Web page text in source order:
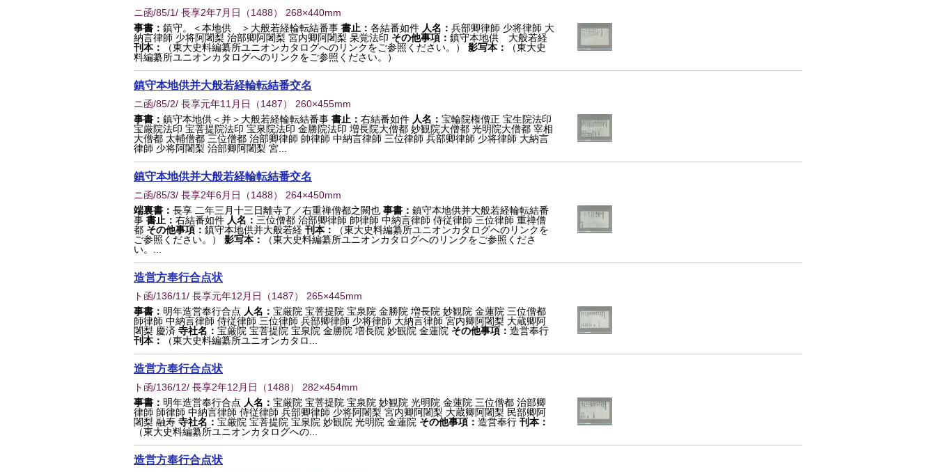
ニ函/85/1/ 長享2年7月日 （1488） 268×440mm
事書： 鎮守。＜本地供 ＞大般若経輪転結番事 書止： 各結番如件 人名： 兵部卿律師 少将律師 大
納言律師 少将阿闍梨 治部卿阿闍梨 宮内卿阿闍梨 杲覚法印 その他事項： 鎮守本地供 大般若経
刊本：
（東大史料編纂所ユニオンカタログへのリンクをご参照ください。） 影写本：
（東大史
料編纂所ユニオンカタログへのリンクをご参照ください。）
鎮守本地供并大般若経輪転結番交名
ニ函/85/2/ 長享元年11月日 （1487） 260×455mm
事書： 鎮守本地供＜并＞大般若経輪転結番事 書止： 右結番如件 人名： 宝輪院権僧正 宝生院法印
宝厳院法印 宝菩提院法印 宝泉院法印 金勝院法印 増長院大僧都 妙観院大僧都 光明院大僧都 宰相
大僧都 太輔僧都 三位僧都 治部卿律師 帥律師 中納言律師 三位律師 兵部卿律師 少将律師 大納言
律師 少将阿闍梨 治部卿阿闍梨 宮...
鎮守本地供并大般若経輪転結番交名
ニ函/85/3/ 長享2年6月日 （1488） 264×450mm
端裏書： 長享 二年三月十三日離寺了／右重禅僧都之闕也 事書： 鎮守本地供并大般若経輪転結番
事 書止： 右結番如件 人名： 三位僧都 治部卿律師 帥律師 中納言律師 侍従律師 三位律師 重禅僧
都 その他事項： 鎮守本地供并大般若経 刊本：
（東大史料編纂所ユニオンカタログへのリンクを
ご参照ください。）
影写本：
（東大史料編纂所ユニオンカタログへのリンクをご参照くださ
い。...
造営方奉行合点状
ト函/136/11/ 長享元年12月日 （1487） 265×445mm
事書： 明年造営奉行合点 人名： 宝厳院 宝菩提院 宝泉院 金勝院 増長院 妙観院 金蓮院 三位僧都
師律師 中納言律師 侍従律師 三位律師 兵部卿律師 少将律師 大納言律師 宮内卿阿闍梨 大蔵卿阿
闍梨 慶済 寺社名： 宝厳院 宝菩提院 宝泉院 金勝院 増長院 妙観院 金蓮院 その他事項： 造営奉行
刊本：
（東大史料編纂所ユニオンカタロ...
造営方奉行合点状
ト函/136/12/ 長享2年12月日 （1488） 282×454mm
事書： 明年造営奉行合点 人名： 宝厳院 宝菩提院 宝泉院 妙観院 光明院 金蓮院 三位僧都 治部卿
律師 師律師 中納言律師 侍従律師 兵部卿律師 少将阿闍梨 宮内卿阿闍梨 大蔵卿阿闍梨 民部卿阿
闍梨 融寿 寺社名： 宝厳院 宝菩提院 宝泉院 妙観院 光明院 金蓮院 その他事項： 造営奉行 刊本：
（東大史料編纂所ユニオンカタログへの...
造営方奉行合点状